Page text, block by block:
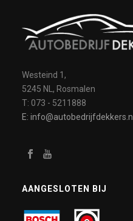
Westeind 1,
5245 NL, Rosmalen
T: 073 - 5211888
E: info@autobedrijfdekkers.nl
AANGESLOTEN BIJ